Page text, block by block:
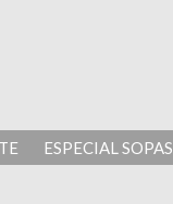
ESPECIAL SOPAS